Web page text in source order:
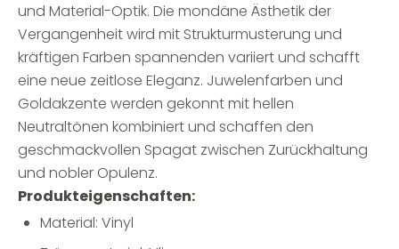
und Material-Optik. Die mondäne Ästhetik der
Vergangenheit wird mit Strukturmusterung und
kräftigen Farben spannenden variiert und schafft
eine neue zeitlose Eleganz. Juwelenfarben und
Goldakzente werden gekonnt mit hellen
Neutraltönen kombiniert und schaffen den
geschmackvollen Spagat zwischen Zurückhaltung
und nobler Opulenz.
Produkteigenschaften:
Material: Vinyl